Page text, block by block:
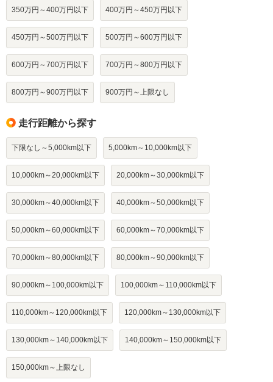
350万円～400万円以下 400万円～450万円以下
450万円～500万円以下 500万円～600万円以下
600万円～700万円以下 700万円～800万円以下
800万円～900万円以下 900万円～上限なし
走行距離から探す
下限なし～5,000km以下 5,000km～10,000km以下
10,000km～20,000km以下 20,000km～30,000km以下
30,000km～40,000km以下 40,000km～50,000km以下
50,000km～60,000km以下 60,000km～70,000km以下
70,000km～80,000km以下 80,000km～90,000km以下
90,000km～100,000km以下 100,000km～110,000km以下
110,000km～120,000km以下 120,000km～130,000km以下
130,000km～140,000km以下 140,000km～150,000km以下
150,000km～上限なし